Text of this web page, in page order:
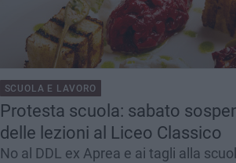
SCUOLA E LAVORO
Protesta scuola: sabato
delle lezioni al Liceo Classico
No al DDL ex Aprea e ai tagli alla